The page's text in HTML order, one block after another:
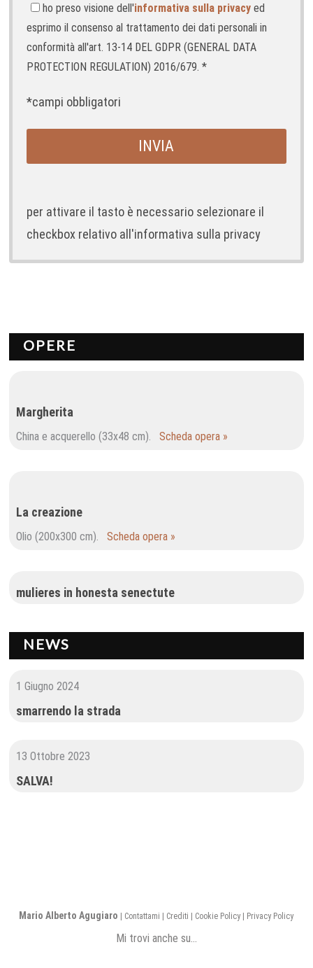
ho preso visione dell'informativa sulla privacy ed
esprimo il consenso al trattamento dei dati personali in
conformità all'art. 13-14 DEL GDPR (GENERAL DATA
PROTECTION REGULATION) 2016/679. *
*campi obbligatori
per attivare il tasto è necessario selezionare il
checkbox relativo all'informativa sulla privacy
OPERE
Margherita
China e acquerello (33x48 cm).Scheda opera »
La creazione
Olio (200x300 cm).Scheda opera »
mulieres in honesta senectute
NEWS
1 Giugno 2024
smarrendo la strada
13 Ottobre 2023
SALVA!
Mario Alberto Agugiaro | Contattami | Crediti | Cookie Policy | Privacy Policy
Mi trovi anche su...